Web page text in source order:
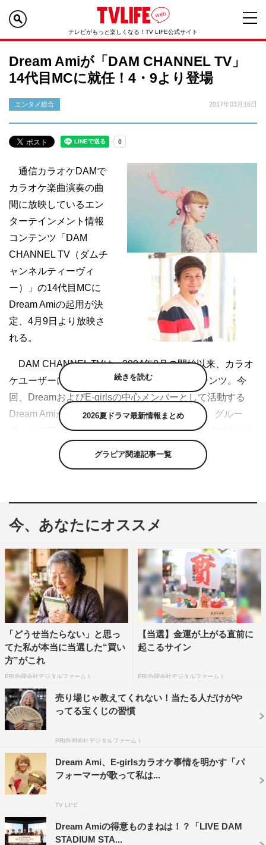
テレビがもっと楽しくなる！TV LIFE公式サイト
Dream Amiが「DAM CHANNEL TV」
14代目MCに就任！4・9より登場
エンタメ総合 2017年03月16日
通信カラオケDAMで
カラオケ楽曲演奏の曲
間に放映しているエン
ターテインメント情報
コンテンツ「DAM
CHANNEL TV（ダムチ
ャンネルティーヴィ
ー）」の14代目MCに
Dream Amiの起用が決
定、4月9日より放映さ
れる。
DAM CHANNEL TVは、2004年8月の開始以来、カラオ
ケユーザーに音楽情報などを届ける情報コンテンツ。今
回、DreamおよびE-girlsの中心メンバーとして活動する
Dream Amiが14代目MCに就任することが決定。グルー
プ、ソロアーティストと多彩に活躍するDream Amiだから
こそ引き出すことができる、さまざまなゲストアーティス
トとのトークに期待したい。
INTERVIEW」には、引き続きラジオDJ、VJとして活躍す
るジョージ・ウィリアムズがインタビュアーとして出演。
や、アーティストのゆかりのある場所を訪れ、最新の情報
やここでしか聞くことができないエピソードを聞き出す。
「DAM CHANNEL TV」は、ブロードバンド回線に接続
されている通信カラオケDAMにおいて4月9日より視聴で
きる。
公式ホームページ：
初代：菊川怜（2004年8月～2005年1月）
2代目：ベッキー（2005年2月～2005年9月）
4代目：マリエ（2006年4月～2007年3月）
5代目：関根麻里（2007年4月～2008年3月）
6代目：スザンヌ（2008年4月～2009年3月）
7代目：加藤夏希（2009年4月～2010年3月）
8代目：南明奈（2010年4月～2011年3月）
9代目：中川翔子（2011年4月～2012年3月）
続きを読む
2026夏ドラマ最新情報まとめ
グラビア関連記事一覧
今、あなたにオススメ
「どうせ当たらない」と思っ
てた私が本当に当選した“買い
方”がこれ
PR(合同会社デジタルファーム )
【当選】金運が上がる直前に
起こるサイン
PR(合同会社デジタルファーム )
売り場じゃ教えてくれない！当たる人だけがや
ってる宝くじの習慣
PR(合同会社デジタルファーム )
Dream Ami、E-girlsカラオケ事情を明かす「パ
フォーマーが歌って私は...
TV LIFE
Dream Amiの得意ものまねは！？「LIVE DAM
STADIUM STA...